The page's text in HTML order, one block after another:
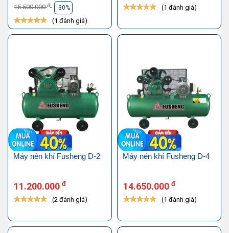
15.500.000đ -30%
(1 đánh giá)
(1 đánh giá)
Máy nén khí Fusheng D-2
11.200.000 đ
(2 đánh giá)
Máy nén khí Fusheng D-4
14.650.000 đ
(1 đánh giá)